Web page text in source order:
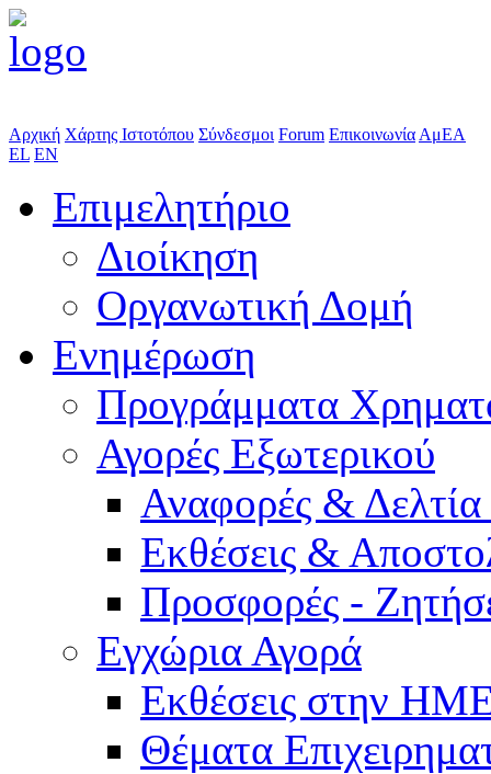
Αρχική Χάρτης Ιστοτόπου Σύνδεσμοι Forum Επικοινωνία ΑμΕΑ
EL EN
Επιμελητήριο
Διοίκηση
Οργανωτική Δομή
Ενημέρωση
Προγράμματα
Αγορές Εξωτερικού
Αναφορές &
Εκθέσεις &
Προσφορές -
Εγχώρια Αγορά
Εκθέσεις στην
Θέματα